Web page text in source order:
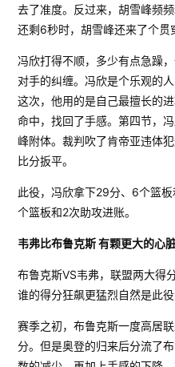
去了准度。反过来，胡雪峰频
还剩6秒时，胡雪峰还来了个贯
冯欣打得不顺，多少有点急躁
对手的纠缠。冯欣是个乐观的
这次，他用的是自己最擅长的
命中，找回了手感。第四节，
峰附体。裁判吹了肯帝亚违体
比分扳平。
此役，冯欣拿下29分、6个篮
个篮板和2次助攻进账。
韦弗比布鲁克斯 有颗更大的心
布鲁克斯VS韦弗，联盟两大得
谁的得分狂飙更猛烈自然是此役
赛季之初，布鲁克斯一度高居
分。但是奥登的归来后分流了